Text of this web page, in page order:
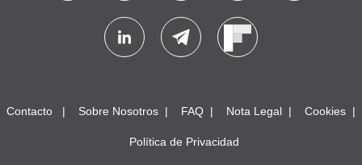
Contacto Sobre Nosotros FAQ Nota Legal Cookies
Política de Privacidad